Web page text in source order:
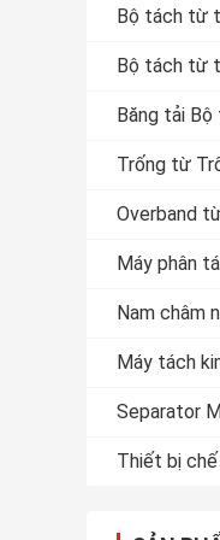
Bộ tách từ
Bộ tách từ
Băng tải
Trống từ
Overband
Máy phân
Nam châm
Máy tách
Separator
Thiết bị chế